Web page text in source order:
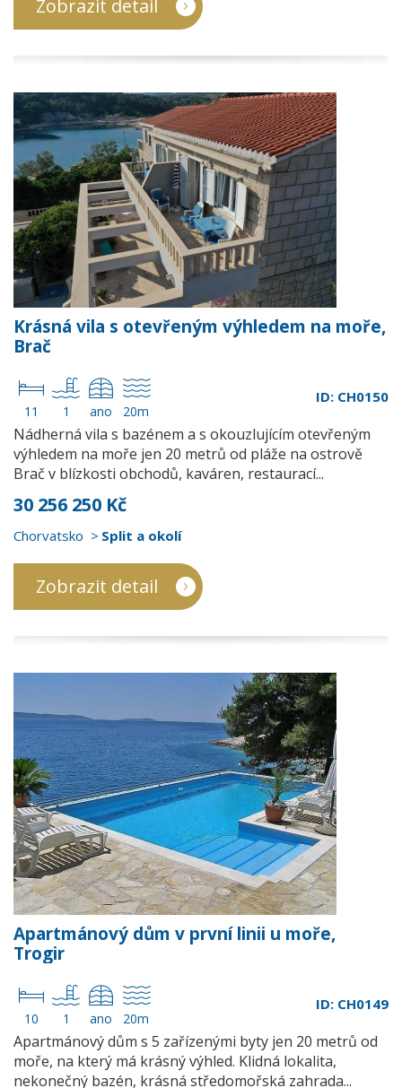
Zobrazit detail
Krásná vila s otevřeným výhledem na moře,
Brač
11 1 ano 20m
ID: CH0150
Nádherná vila s bazénem a s okouzlujícím otevřeným
výhledem na moře jen 20 metrů od pláže na ostrově
Brač v blízkosti obchodů, kaváren, restaurací...
30 256 250 Kč
Chorvatsko Split a okolí
Zobrazit detail
Apartmánový dům v první linii u moře,
Trogir
10 1 ano 20m
ID: CH0149
Apartmánový dům s 5 zařízenými byty jen 20 metrů od
moře, na který má krásný výhled. Klidná lokalita,
nekonečný bazén, krásná středomořská zahrada...